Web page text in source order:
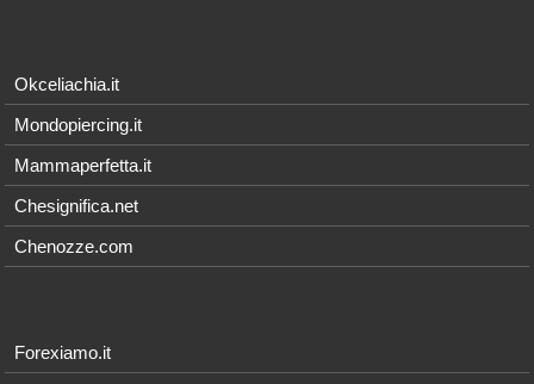
Okceliachia.it
Mondopiercing.it
Mammaperfetta.it
Chesignifica.net
Chenozze.com
Forexiamo.it